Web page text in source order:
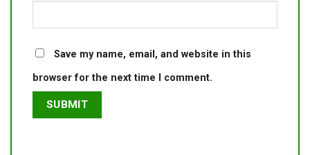
Save my name, email, and website in this
browser for the next time I comment.